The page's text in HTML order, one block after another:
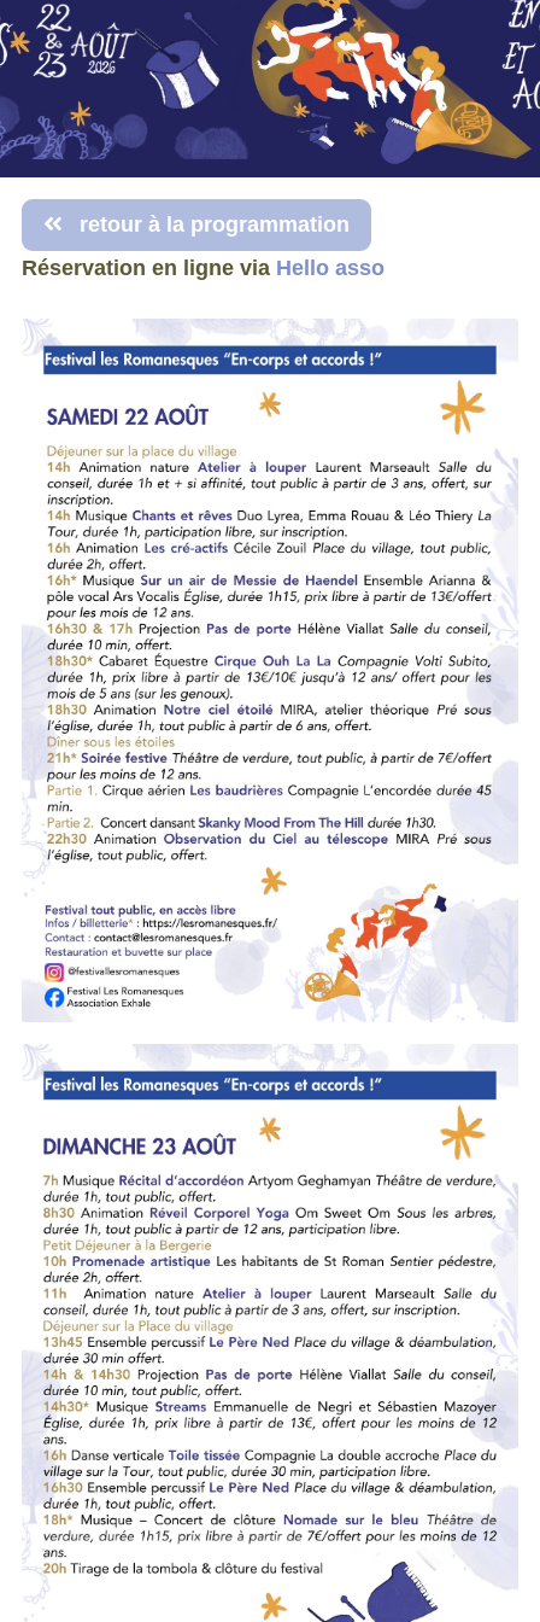
retour à la programmation
Réservation en ligne via Hello asso